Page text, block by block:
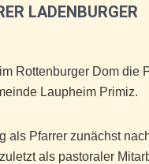
LADENBURGER
Rottenburger Dom die
Laupheim Primiz.
als Pfarrer zunächst
als pastoraler